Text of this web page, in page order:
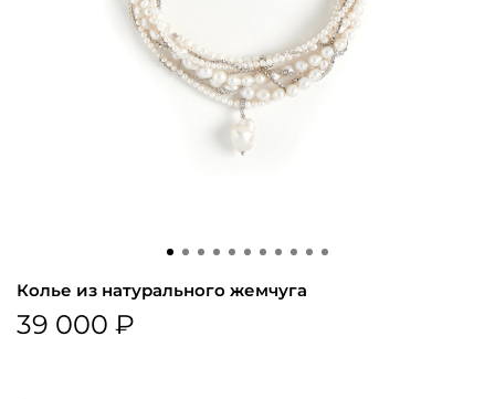
Колье из натурального жемчуга
39 000 ₽